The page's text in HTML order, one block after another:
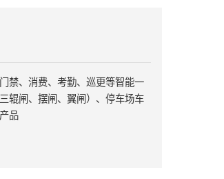
禁、消费、考勤、巡更等智能一
辊闸、摆闸、翼闸）、停车场车
品